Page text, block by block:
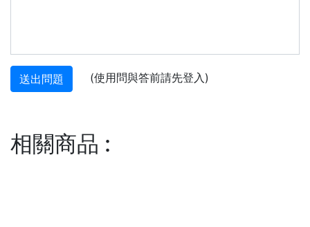
送出問題 (使用問與答前請先登入)
相關商品 :